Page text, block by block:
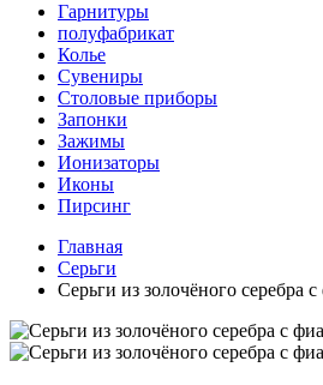
Гарнитуры
полуфабрикат
Колье
Сувениры
Столовые приборы
Запонки
Зажимы
Ионизаторы
Иконы
Пирсинг
Главная
Серьги
Серьги из золочёного серебра